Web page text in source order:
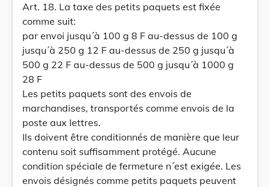
Art. 18. La taxe des petits paquets est fixée
comme suit:
par envoi jusqu´à 100 g 8 F au-dessus de 100 g
jusqu´à 250 g 12 F au-dessus de 250 g jusqu´à
500 g 22 F au-dessus de 500 g jusqu´à 1000 g
28 F
Les petits paquets sont des envois de
marchandises, transportés comme envois de la
poste aux lettres.
Ils doivent être conditionnés de manière que leur
contenu soit suffisamment protégé. Aucune
condition spéciale de fermeture n´est exigée. Les
envois désignés comme petits paquets peuvent